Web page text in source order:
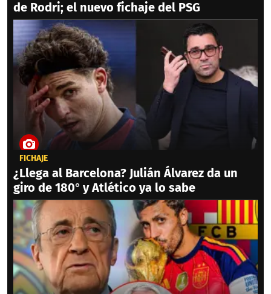
de Rodri; el nuevo fichaje del PSG
FICHAJE
¿Llega al Barcelona? Julián Álvarez da un
giro de 180° y Atlético ya lo sabe